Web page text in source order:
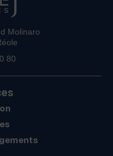
Molinaro
80